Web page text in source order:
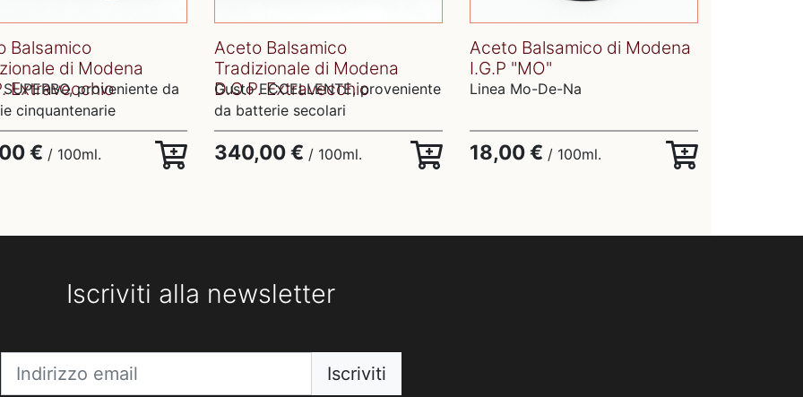
Balsamico
di Modena
Extravecchioproveniente da
cinquantenarie
€ / 100ml.
Aceto Balsamico
Tradizionale di Modena
D.O.P. Extravecchio
Gusto ECCELLENTE, proveniente
da batterie secolari
340,00 € / 100ml.
Aceto Balsamico di Modena
I.G.P "MO"
Linea Mo-De-Na
18,00 € / 100ml.
Iscriviti alla newsletter
Iscriviti